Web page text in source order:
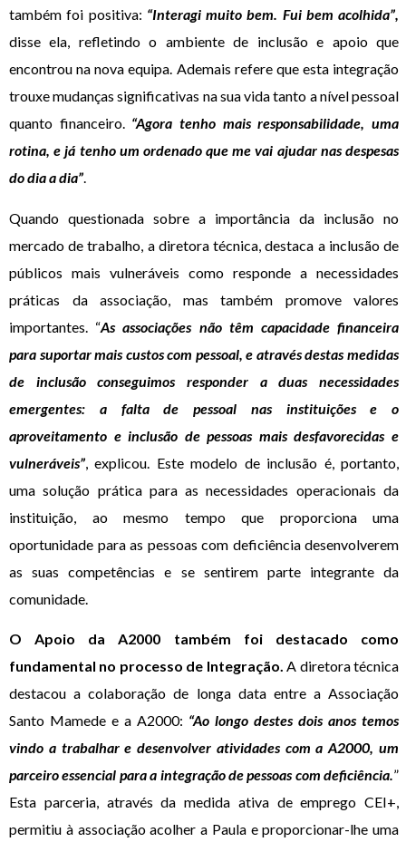
também foi positiva: “Interagi muito bem. Fui bem acolhida”,
disse ela, refletindo o ambiente de inclusão e apoio que
encontrou na nova equipa. Ademais refere que esta integração
trouxe mudanças significativas na sua vida tanto a nível pessoal
quanto financeiro. “Agora tenho mais responsabilidade, uma
rotina, e já tenho um ordenado que me vai ajudar nas despesas
do dia a dia”.
Quando questionada sobre a importância da inclusão no
mercado de trabalho, a diretora técnica, destaca a inclusão de
públicos mais vulneráveis como responde a necessidades
práticas da associação, mas também promove valores
importantes. “As associações não têm capacidade financeira
para suportar mais custos com pessoal, e através destas medidas
de inclusão conseguimos responder a duas necessidades
emergentes: a falta de pessoal nas instituições e o
aproveitamento e inclusão de pessoas mais desfavorecidas e
vulneráveis” , explicou. Este modelo de inclusão é, portanto,
uma solução prática para as necessidades operacionais da
instituição, ao mesmo tempo que proporciona uma
oportunidade para as pessoas com deficiência desenvolverem
as suas competências e se sentirem parte integrante da
comunidade.
O Apoio da A2000 também foi destacado como
fundamental no processo de Integração. A diretora técnica
destacou a colaboração de longa data entre a Associação
Santo Mamede e a A2000: “Ao longo destes dois anos temos
vindo a trabalhar e desenvolver atividades com a A2000, um
parceiro essencial para a integração de pessoas com deficiência.”
Esta parceria, através da medida ativa de emprego CEI+,
permitiu à associação acolher a Paula e proporcionar-lhe uma